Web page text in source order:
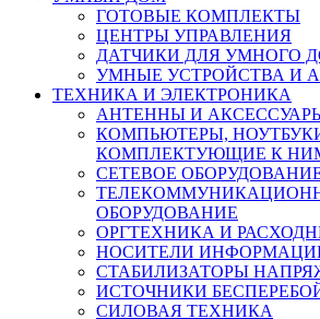
ГОТОВЫЕ КОМПЛЕКТЫ
ЦЕНТРЫ УПРАВЛЕНИЯ
ДАТЧИКИ ДЛЯ УМНОГО
УМНЫЕ УСТРОЙСТВА И
ТЕХНИКА И ЭЛЕКТРОНИКА
АНТЕННЫ И
КОМПЬЮТЕРЫ,
КОМПЛЕКТУЮЩИЕ К
СЕТЕВОЕ
ОБОРУДОВАНИЕ
ОРГТЕХНИКА И
НОСИТЕЛИ
СТАБИЛИЗАТОРЫ
ИСТОЧНИКИ
СИЛОВАЯ ТЕХНИКА